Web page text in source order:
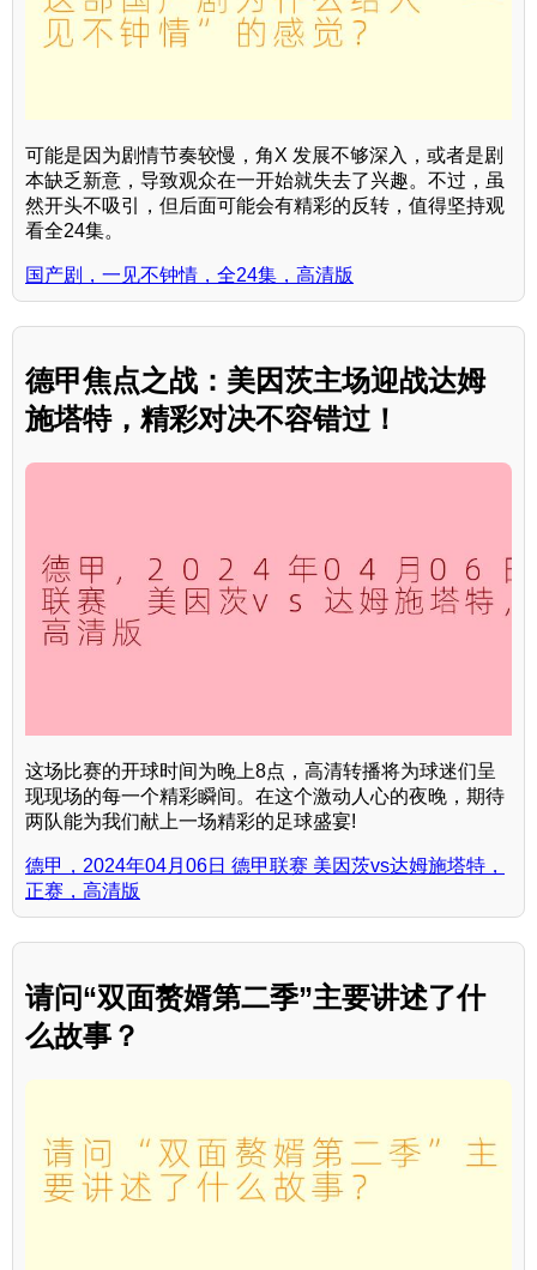
可能是因为剧情节奏较慢，角X 发展不够深入，或者是剧
本缺乏新意，导致观众在一开始就失去了兴趣。不过，虽
然开头不吸引，但后面可能会有精彩的反转，值得坚持观
看全24集。
国产剧，一见不钟情，全24集，高清版
德甲焦点之战：美因茨主场迎战达姆
施塔特，精彩对决不容错过！
这场比赛的开球时间为晚上8点，高清转播将为球迷们呈
现现场的每一个精彩瞬间。在这个激动人心的夜晚，期待
两队能为我们献上一场精彩的足球盛宴!
德甲，2024年04月06日 德甲联赛 美因茨vs达姆施塔特，
正赛，高清版
请问“双面赘婿第二季”主要讲述了什
么故事？